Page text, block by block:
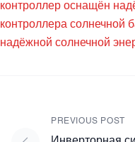
контроллер оснащён
контроллера
надёжной солнечной
PREVIOUS POST